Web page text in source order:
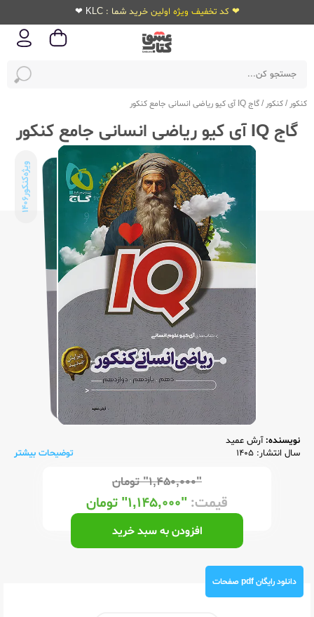
❤ کد تخفیف ویژه اولین خرید شما : KLC ❤
کنکور /کنکور /گاج IQ آی کیو ریاضی انسانی جامع کنکور
گاج IQ آی کیو ریاضی انسانی جامع کنکور
ویژه‌کنکور
1406
نویسنده: آرش عمید
سال انتشار: 1405
توضیحات بیشتر
"۱,۴۵۰,۰۰۰" تومان
قیمت: "۱,۱۴۵,۰۰۰" تومان
افزودن به سبد خرید
دانلود رایگان pdf صفحات